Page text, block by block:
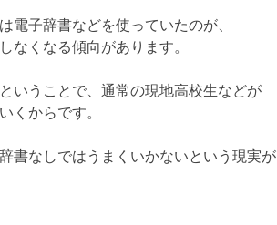
電子辞書などを使っていたのが、
なくなる傾向があります。
いうことで、通常の現地高校生などが
くからです。
書なしではうまくいかないという現実が